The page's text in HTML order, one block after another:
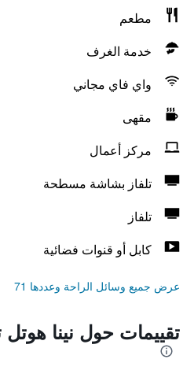
مطعم
خدمة الغرف
واي فاي مجاني
مقهى
مركز أعمال
تلفاز بشاشة مسطحة
تلفاز
كابل أو قنوات فضائية
عرض جميع وسائل الراحة وعددها 71
تقييمات حول نينا